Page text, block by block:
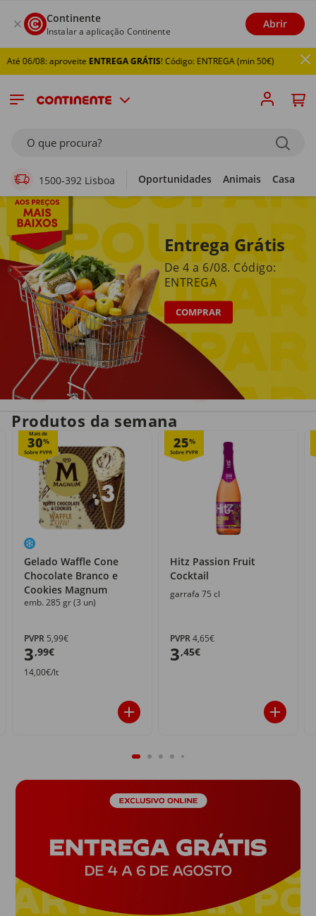
Continente
Instalar a aplicação Continente
Abrir
aproveiteENTREGA GRÁTIS! Código: ENTREGA (min 50€)
O que procura?
1500-392 Lisboa Oportunidades Animais Casa
Supermercado Online
Entrega Grátis
De 4 a 6/08. Código:
ENTREGA
COMPRAR
Entrega em casa
no próprio dia
Recolha grátis
com o Click&Go
Produtos da semana
Mais de
30%
Gelado Waffle Cone
Chocolate Branco e
Cookies Magnum
emb. 285 gr (3 un)
PVPR 5,99€
3,99€
14,00€/lt
25%
Hitz Passion Fruit
Cocktail
garrafa 75 cl
PVPR4,65€
3,45€